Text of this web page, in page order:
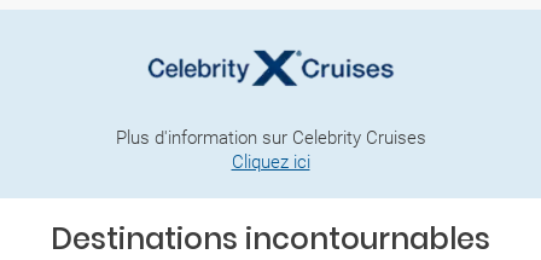
Plus d'information sur Celebrity Cruises
Cliquez ici
Destinations incontournables